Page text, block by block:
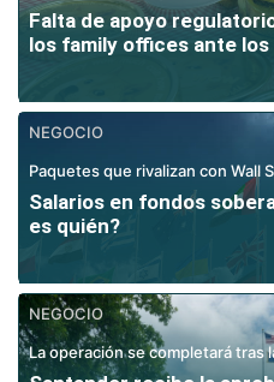
Falta de apoyo
los family offices ante
NEGOCIO
Paquetes que rivalizan con Wall
Salarios en fondos
es quién?
NEGOCIO
La operación se completará tras